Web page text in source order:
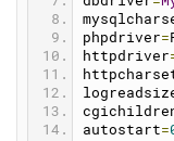
phpdriver=
httpdriver
autostart=